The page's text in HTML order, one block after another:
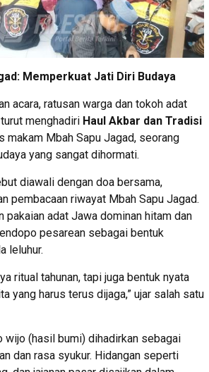
Memperkuat Jati Diri Budaya
acara, ratusan warga dan tokoh adat
menghadiri Haul Akbar dan Tradisi
makam Mbah Sapu Jagad, seorang
yang sangat dihormati.
diawali dengan doa bersama,
pembacaan riwayat Mbah Sapu Jagad.
pakaian adat Jawa dominan hitam dan
pesarean sebagai bentuk
leluhur.
ritual tahunan, tapi juga bentuk nyata
yang harus terus dijaga,” ujar salah satu
wijo (hasil bumi) dihadirkan sebagai
dan rasa syukur. Hidangan seperti